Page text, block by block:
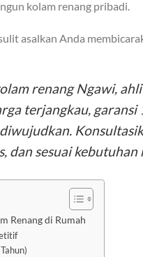
kolam renang pribadi.
asalkan Anda
renang Ngawi,
terjangkau, garansi
dan sesuai kebutuhan
Renang di Rumah